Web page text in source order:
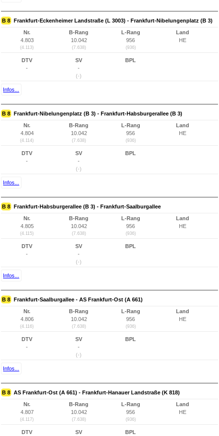
B 8 Frankfurt-Eckenheimer Landstraße (L 3003) - Frankfurt-Nibelungenplatz (B 3)
Nr.
4.803
(4.113)
B-Rang
10.042
(7.638)
L-Rang
956
(936)
Land
HE
DTV
-
SV
-
(-)
BPL
Infos...
B 8 Frankfurt-Nibelungenplatz (B 3) - Frankfurt-Habsburgerallee (B 3)
Nr.
4.804
(4.114)
B-Rang
10.042
(7.638)
L-Rang
956
(936)
Land
HE
DTV
-
SV
-
(-)
BPL
Infos...
B 8 Frankfurt-Habsburgerallee (B 3) - Frankfurt-Saalburgallee
Nr.
4.805
(4.115)
B-Rang
10.042
(7.638)
L-Rang
956
(936)
Land
HE
DTV
-
SV
-
(-)
BPL
Infos...
B 8 Frankfurt-Saalburgallee - AS Frankfurt-Ost (A 661)
Nr.
4.806
(4.116)
B-Rang
10.042
(7.638)
L-Rang
956
(936)
Land
HE
DTV
-
SV
-
(-)
BPL
Infos...
B 8 AS Frankfurt-Ost (A 661) - Frankfurt-Hanauer Landstraße (K 818)
Nr.
4.807
(4.117)
B-Rang
10.042
(7.638)
L-Rang
956
(936)
Land
HE
DTV
SV
BPL